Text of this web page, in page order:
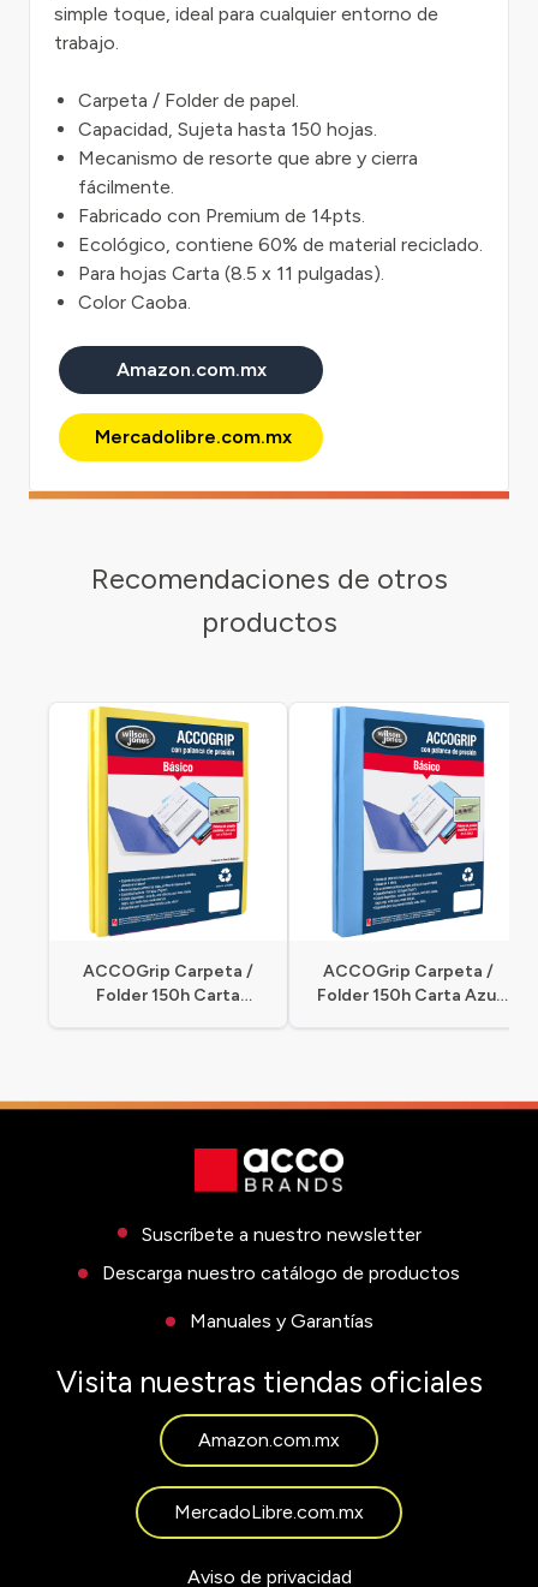
simple toque, ideal para cualquier entorno de
trabajo.
Carpeta / Folder de papel.
Capacidad, Sujeta hasta 150 hojas.
Mecanismo de resorte que abre y cierra
fácilmente.
Fabricado con Premium de 14pts.
Ecológico, contiene 60% de material reciclado.
Para hojas Carta (8.5 x 11 pulgadas).
Color Caoba.
Amazon.com.mx
Mercadolibre.com.mx
Recomendaciones de otros
productos
ACCOGrip Carpeta /
Folder 150h Carta
ACCOGrip Carpeta /
Folder 150h Carta Azul
Suscríbete a nuestro newsletter
Descarga nuestro catálogo de productos
Manuales y Garantías
Visita nuestras tiendas oficiales
Amazon.com.mx
MercadoLibre.com.mx
Aviso de privacidad